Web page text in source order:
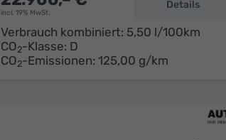
incl. 19% MwSt.
Details
Verbrauch kombiniert: 5,50 l/100km
CO2-Klasse: D
CO2-Emissionen: 125,00 g/km